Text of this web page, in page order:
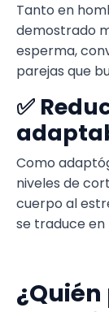
Tanto en
demostrado
esperma,
parejas que
✅
Como
niveles de
cuerpo al
se traduce